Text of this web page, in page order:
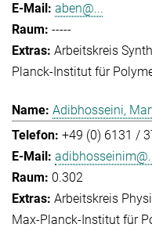
aben@...
-----
Arbeitskreis
Planck-Institut für
Adibhosseini,
+49 (0) 6131 /
0.302
Arbeitskreis
Max-Planck-Institut für